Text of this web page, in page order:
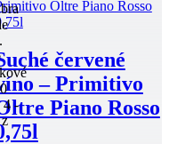
červené
– Primitivo
Piano Rosso
4 -